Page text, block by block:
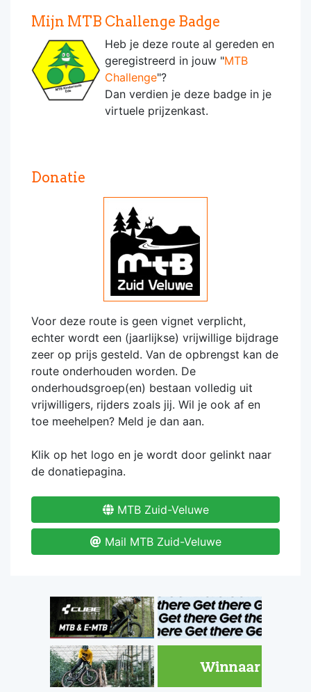
Mijn MTB Challenge Badge
Heb je deze route al gereden en
geregistreerd in jouw "MTB
Challenge"?
Dan verdien je deze badge in je
virtuele prijzenkast.
Donatie
Voor deze route is geen vignet verplicht,
echter wordt een (jaarlijkse) vrijwillige bijdrage
zeer op prijs gesteld. Van de opbrengst kan de
route onderhouden worden. De
onderhoudsgroep(en) bestaan volledig uit
vrijwilligers, rijders zoals jij. Wil je ook af en
toe meehelpen? Meld je dan aan.
Klik op het logo en je wordt door gelinkt naar
de donatiepagina.
MTB Zuid-Veluwe
Mail MTB Zuid-Veluwe